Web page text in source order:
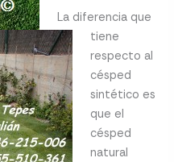
La diferencia que
tiene
respecto al
césped
sintético es
que el
césped
natural